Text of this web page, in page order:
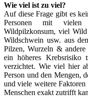
Wie viel ist zu viel?
Auf diese Frage gibt es
Personen mit vielen
Wildpilzkonsum, viel
Wildschwein usw. aus
Pilzen, Wurzeln &
ein höheres Krebsrisiko
verzichtet. Wie viel hier
Person und den Mengen,
und viele weitere
Menschen exakt zutrifft